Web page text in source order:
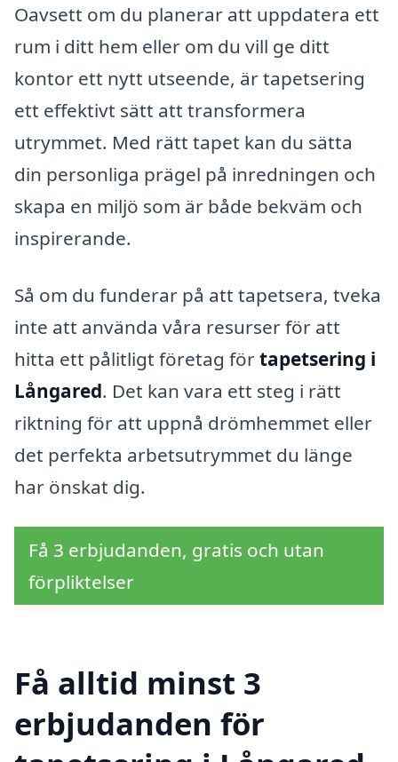
Oavsett om du planerar att uppdatera ett
rum i ditt hem eller om du vill ge ditt
kontor ett nytt utseende, är tapetsering
ett effektivt sätt att transformera
utrymmet. Med rätt tapet kan du sätta
din personliga prägel på inredningen och
skapa en miljö som är både bekväm och
inspirerande.
Så om du funderar på att tapetsera, tveka
inte att använda våra resurser för att
hitta ett pålitligt företag förtapetsering i
Långared. Det kan vara ett steg i rätt
riktning för att uppnå drömhemmet eller
det perfekta arbetsutrymmet du länge
har önskat dig.
Få 3 erbjudanden, gratis och utan
förpliktelser
Få alltid minst 3
erbjudanden för